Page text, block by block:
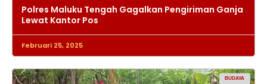
Polres Maluku Tengah Gagalkan Pengiriman Ganja
Lewat Kantor Pos
Februari 25, 2025
BUDAYA